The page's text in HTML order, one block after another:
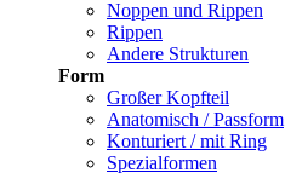
Noppen und Rippen
Rippen
Andere Strukturen
Form
Großer Kopfteil
Anatomisch / Passform
Konturiert / mit Ring
Spezialformen